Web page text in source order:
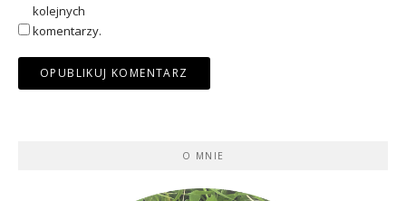
kolejnych
komentarzy.
O MNIE